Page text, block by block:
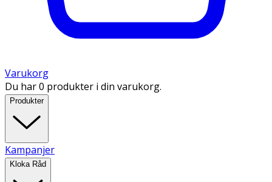
Varukorg
Du har 0 produkter i din varukorg.
Produkter
Kampanjer
Kloka Råd